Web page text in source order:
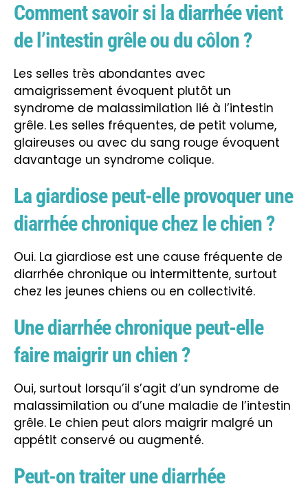
Comment savoir si la diarrhée vient
de l’intestin grêle ou du côlon ?
Les selles très abondantes avec
amaigrissement évoquent plutôt un
syndrome de malassimilation lié à l’intestin
grêle. Les selles fréquentes, de petit volume,
glaireuses ou avec du sang rouge évoquent
davantage un syndrome colique.
La giardiose peut-elle provoquer une
diarrhée chronique chez le chien ?
Oui. La giardiose est une cause fréquente de
diarrhée chronique ou intermittente, surtout
chez les jeunes chiens ou en collectivité.
Une diarrhée chronique peut-elle
faire maigrir un chien ?
Oui, surtout lorsqu’il s’agit d’un syndrome de
malassimilation ou d’une maladie de l’intestin
grêle. Le chien peut alors maigrir malgré un
appétit conservé ou augmenté.
Peut-on traiter une diarrhée